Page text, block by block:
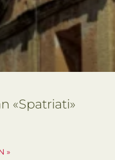
«Spatriati»
»